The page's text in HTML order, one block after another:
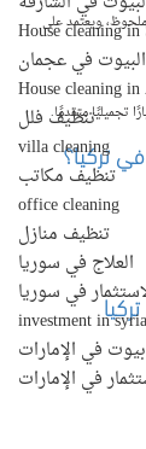
House cleaning
في عجمان
House cleaning
تنظيف فلل
villa cleaning
تنظيف مكاتب
office cleaning
تنظيف منازل
العلاج في سوريا
في سوريا
investment in syria
في الإمارات
في الإمارات
ملحوظ، ويعتمد على
تجميليًا متقدمًا.
تركيا؟